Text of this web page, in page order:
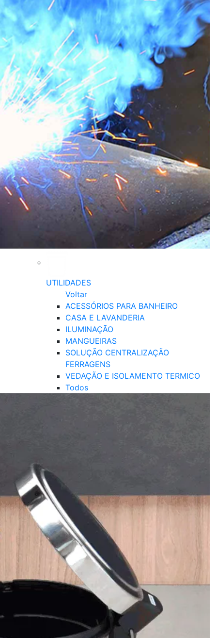
UTILIDADES
Voltar
ACESSÓRIOS PARA BANHEIRO
CASA E LAVANDERIA
ILUMINAÇÃO
MANGUEIRAS
SOLUÇÃO CENTRALIZAÇÃO
FERRAGENS
VEDAÇÃO E ISOLAMENTO TERMICO
Todos